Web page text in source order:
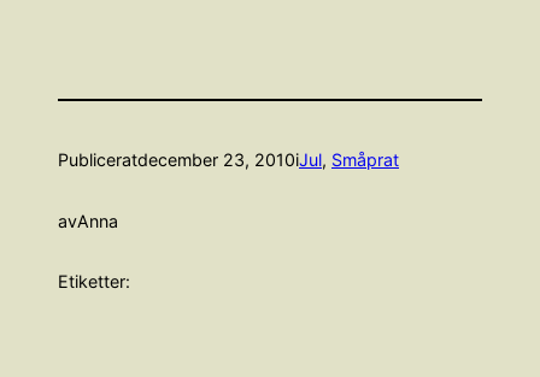
Publiceratdecember 23, 2010iJul, Småprat
avAnna
Etiketter: